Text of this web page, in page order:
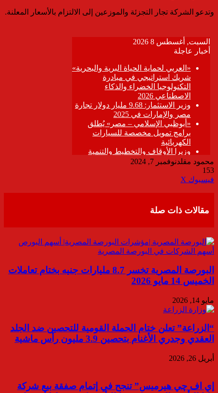
وتدعو الشركة تجار التجزئة والموزعين إلى الالتزام بالأسعار المعلنة.
محمود مقلدنوفمبر 7, 2024
153
فيسبوك ‫X
مقالات ذات صلة
البورصة المصرية تخسر 8.7 مليارات جنيه بختام تعاملات
الخميس 14 مايو 2026
مايو 14, 2026
“الزراعة” تعلن ختام الحملة القومية للتحصين ضد الجلد
العقدي وجدري الأغنام بتحصين 3.9 مليون رأس ماشية
أبريل 26, 2026
إي اف چي هيرميس” تنجح في إتمام صفقة بيع شركة